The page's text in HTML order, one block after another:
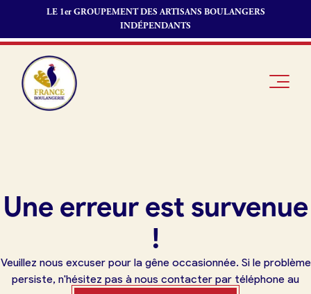
LE 1er GROUPEMENT DES ARTISANS BOULANGERS
INDÉPENDANTS
boulanger
Boulangerie
Pourquoi
d’emploi
commerce
fournisseur
Une erreur est survenue
!
Veuillez nous excuser pour la gêne occasionnée. Si le problème
persiste, n'hésitez pas à nous contacter par téléphone au